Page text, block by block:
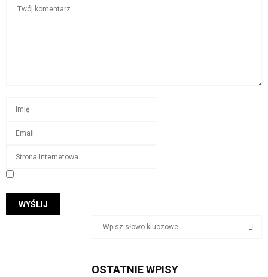
c
OSTATNIE WPISY